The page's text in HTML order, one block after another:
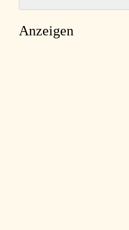
Anzeigen